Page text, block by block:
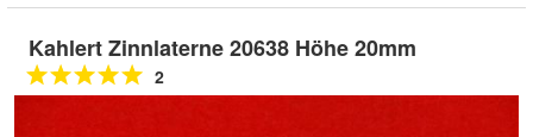
Kahlert Zinnlaterne 20638 Höhe 20mm
2